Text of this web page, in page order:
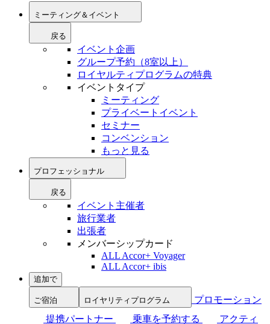
ミーティング＆イベント
戻る
イベント企画
グループ予約（8室以上）
ロイヤルティプログラムの特典
イベントタイプ
ミーティング
プライベートイベント
セミナー
コンベンション
もっと見る
プロフェッショナル
戻る
イベント主催者
旅行業者
出張者
メンバーシップカード
ALL Accor+ Voyager
ALL Accor+ ibis
追加で
ご宿泊 ロイヤリティプログラム
プロモーション
提携パートナー
乗車を予約する
アクティ